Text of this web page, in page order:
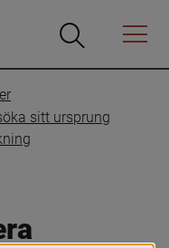
Öppna
Öppna
Menyn
sitt ursprung